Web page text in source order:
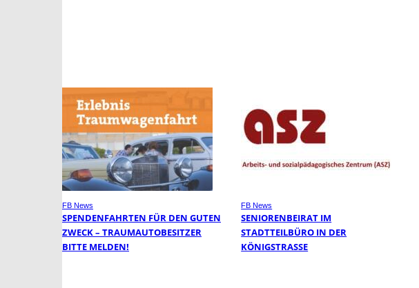
FB News
SPENDENFAHRTEN FÜR DEN GUTEN
ZWECK – TRAUMAUTOBESITZER
BITTE MELDEN!
FB News
SENIORENBEIRAT IM
STADTTEILBÜRO IN DER
KÖNIGSTRASSE